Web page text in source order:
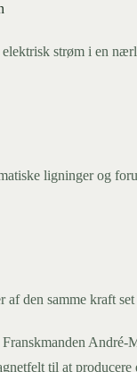
strøm i en
ligninger og
den samme kraft
til at